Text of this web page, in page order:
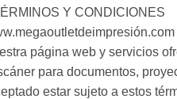
Y CONDICIONES
página web y servicios
para documentos,
estar sujeto a estos